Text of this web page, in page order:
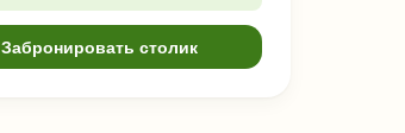
Забронировать столик